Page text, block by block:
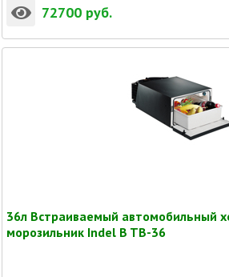
72700 руб.
36л Встраиваемый автомобильный
морозильник Indel B TB-36